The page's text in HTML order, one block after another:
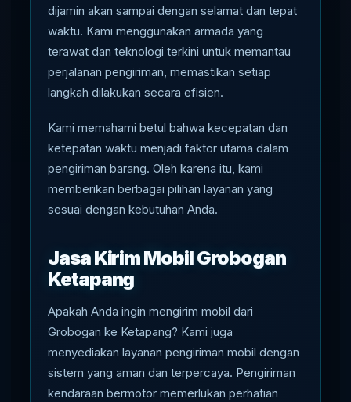
dijamin akan sampai dengan selamat dan tepat
waktu. Kami menggunakan armada yang
terawat dan teknologi terkini untuk memantau
perjalanan pengiriman, memastikan setiap
langkah dilakukan secara efisien.
Kami memahami betul bahwa kecepatan dan
ketepatan waktu menjadi faktor utama dalam
pengiriman barang. Oleh karena itu, kami
memberikan berbagai pilihan layanan yang
sesuai dengan kebutuhan Anda.
Jasa Kirim Mobil Grobogan
Ketapang
Apakah Anda ingin mengirim mobil dari
Grobogan ke Ketapang? Kami juga
menyediakan layanan pengiriman mobil dengan
sistem yang aman dan terpercaya. Pengiriman
kendaraan bermotor memerlukan perhatian